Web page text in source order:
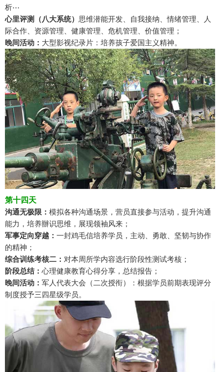
析⋯
心里评测（八大系统） 思维潜能开发、自我接纳、情绪管理、人
际合作、资源管理、健康管理、危机管理、价值管理；
晚间活动： 大型影视纪录片：培养孩子爱国主义精神。
第十四天
沟通无极限： 模拟各种沟通场景，营员直接参与活动，提升沟通
能力，培养辦识思维，展现领袖风来；
军事定向穿越： 一封鸡毛信培养学员，主动、勇敢、坚韧与协作
的精神；
综合训练考核二： 对本周所学内容选行阶段性测试考核；
阶段总结： 心理健康教育心得分享，总结报告；
晚间活动： 军人代表大会（二次授衔）：根据学员前期表现评分
制度授予三四星级学员。